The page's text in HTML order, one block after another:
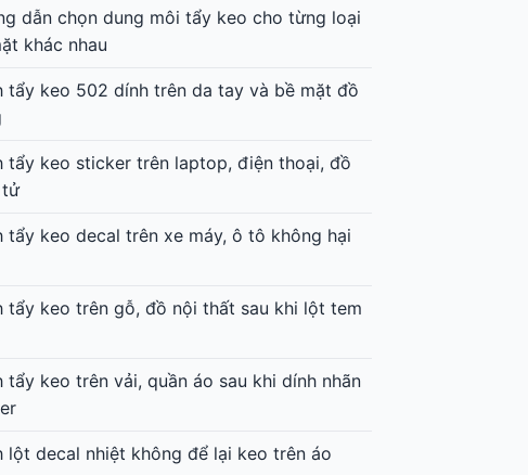
dẫn chọn dung môi tẩy keo cho từng loại
khác nhau
tẩy keo 502 dính trên da tay và bề mặt đồ
tẩy keo sticker trên laptop, điện thoại, đồ
tẩy keo decal trên xe máy, ô tô không hại
tẩy keo trên gỗ, đồ nội thất sau khi lột tem
tẩy keo trên vải, quần áo sau khi dính nhãn
lột decal nhiệt không để lại keo trên áo